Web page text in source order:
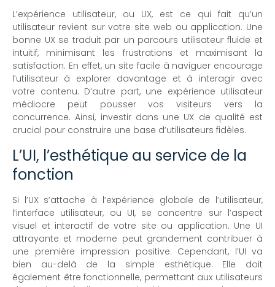
L’expérience utilisateur, ou UX, est ce qui fait qu’un
utilisateur revient sur votre site web ou application. Une
bonne UX se traduit par un parcours utilisateur fluide et
intuitif, minimisant les frustrations et maximisant la
satisfaction. En effet, un site facile à naviguer encourage
l’utilisateur à explorer davantage et à interagir avec
votre contenu. D’autre part, une expérience utilisateur
médiocre peut pousser vos visiteurs vers la
concurrence. Ainsi, investir dans une UX de qualité est
crucial pour construire une base d’utilisateurs fidèles.
L’UI, l’esthétique au service de la
fonction
Si l’UX s’attache à l’expérience globale de l’utilisateur,
l’interface utilisateur, ou UI, se concentre sur l’aspect
visuel et interactif de votre site ou application. Une UI
attrayante et moderne peut grandement contribuer à
une première impression positive. Cependant, l’UI va
bien au-delà de la simple esthétique. Elle doit
également être fonctionnelle, permettant aux utilisateurs